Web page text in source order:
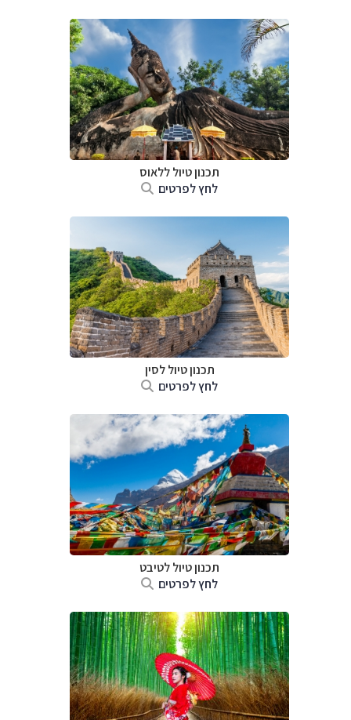
תכנון טיולללאוס
לחץ לפרטים
תכנון טיוללסין
לחץ לפרטים
תכנון טיוללטיבט
לחץ לפרטים